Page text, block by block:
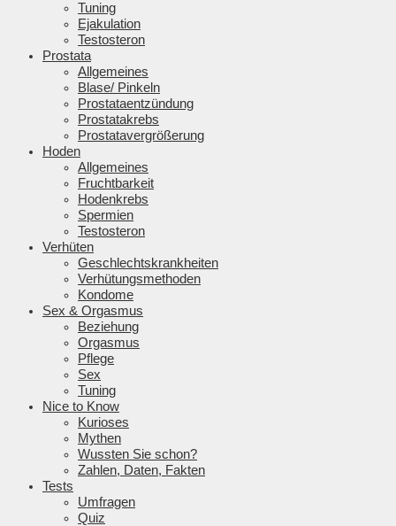
Tuning
Ejakulation
Testosteron
Prostata
Allgemeines
Blase/ Pinkeln
Prostataentzündung
Prostatakrebs
Prostatavergrößerung
Hoden
Allgemeines
Fruchtbarkeit
Hodenkrebs
Spermien
Testosteron
Verhüten
Geschlechtskrankheiten
Verhütungsmethoden
Kondome
Sex & Orgasmus
Beziehung
Orgasmus
Pflege
Sex
Tuning
Nice to Know
Kurioses
Mythen
Wussten Sie schon?
Zahlen, Daten, Fakten
Tests
Umfragen
Quiz